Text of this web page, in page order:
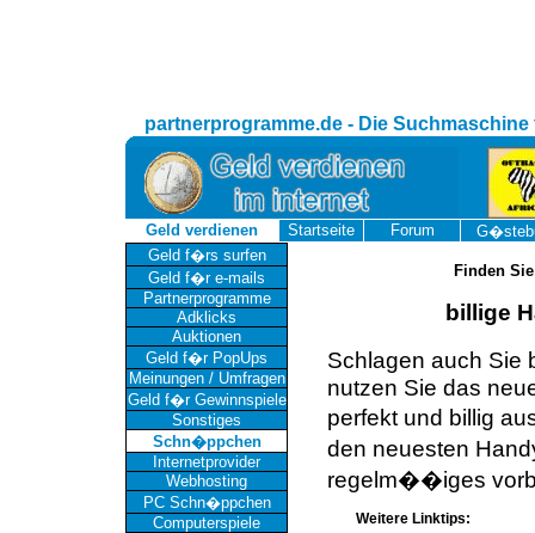
partnerprogramme.de - Die
Geld verdienen Startseite Forum
Geld f�rs surfen
Geld f�r e-mails
Partnerprogramme
Adklicks
Auktionen
Geld f�r PopUps
Meinungen / Umfragen
Geld f�r Gewinnspiele
Sonstiges
Schn�ppchen
Internetprovider
Webhosting
PC Schn�ppchen
Computerspiele
Finden
billige
Schlagen auch Sie
nutzen Sie das
perfekt und billig
den neuesten
regelm��iges
Weitere Linktips: